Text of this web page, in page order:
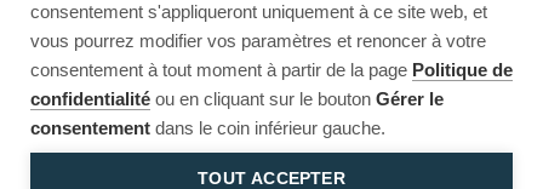
consentement s'appliqueront uniquement à ce site web, et
vous pourrez modifier vos paramètres et renoncer à votre
consentement à tout moment à partir de la page Politique de
confidentialité ou en cliquant sur le bouton Gérer le
consentement dans le coin inférieur gauche.
TOUT ACCEPTER